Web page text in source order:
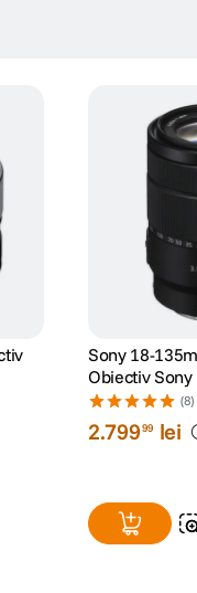
Sony 18-
Obiectiv Sony
(8)
2.79999 lei